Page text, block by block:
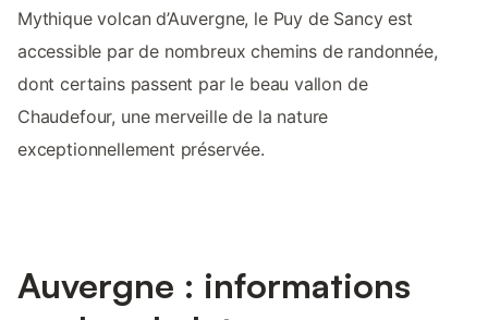
Mythique volcan d’Auvergne, le Puy de Sancy est
accessible par de nombreux chemins de randonnée,
dont certains passent par le beau vallon de
Chaudefour, une merveille de la nature
exceptionnellement préservée.
Auvergne : informations